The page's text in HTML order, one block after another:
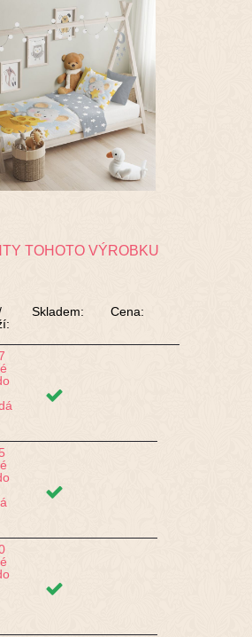
TOHOTO VÝROBKU
Skladem: Cena: